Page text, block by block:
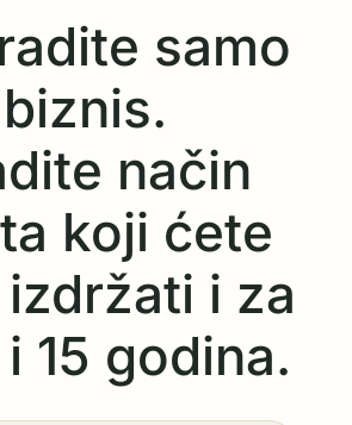
samo
biznis.
način
koji ćete
i za
15 godina.